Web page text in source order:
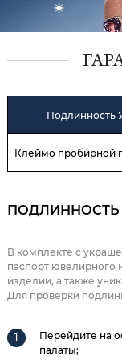
Подлинность
Клеймо пробирной
ПОДЛИННОСТЬ
В комплекте с
паспорт ювелирного
изделии, а также
Для проверки
Перейдите на
палаты;